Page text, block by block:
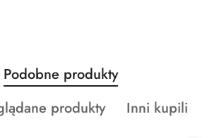
produktów
Produkty
o
statusie:
Podobne produkty
produkty
Produkty
Inni kupili